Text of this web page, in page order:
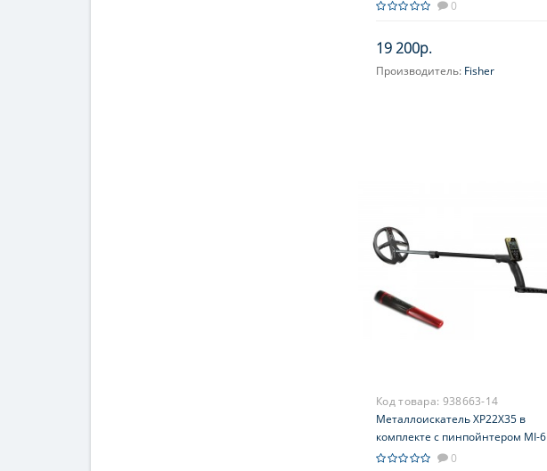
0
19 200р.
Производитель: Fisher
Код товара: 938663-14
Металлоискатель XP22X35 в
комплекте с пинпойнтером MI-6
0